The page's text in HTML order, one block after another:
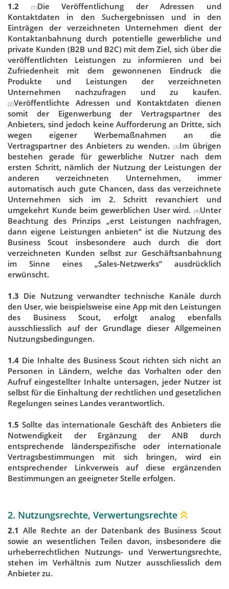
1.2 (1)Die Veröffentlichung der Adressen und
Kontaktdaten in den Suchergebnissen und in den
Einträgen der verzeichneten Unternehmen dient der
Kontaktanbahnung durch potentielle gewerbliche und
private Kunden (B2B und B2C) mit dem Ziel, sich über die
veröffentlichten Leistungen zu informieren und bei
Zufriedenheit mit dem gewonnenen Eindruck die
Produkte und Leistungen der verzeichneten
Unternehmen nachzufragen und zu kaufen.
(2)Veröffentlichte Adressen und Kontaktdaten dienen
somit der Eigenwerbung der Vertragspartner des
Anbieters, sind jedoch keine Aufforderung an Dritte, sich
wegen eigener Werbemaßnahmen an die
Vertragspartner des Anbieters zu wenden.(3)Im übrigen
bestehen gerade für gewerbliche Nutzer nach dem
ersten Schritt, nämlich der Nutzung der Leistungen der
anderen verzeichneten Unternehmen, immer
automatisch auch gute Chancen, dass das verzeichnete
Unternehmen sich im 2. Schritt revanchiert und
umgekehrt Kunde beim gewerblichen User wird. (4)Unter
Beachtung des Prinzips „erst Leistungen nachfragen,
dann eigene Leistungen anbieten“ ist die Nutzung des
Business Scout insbesondere auch durch die dort
verzeichneten Kunden selbst zur Geschäftsanbahnung
im Sinne eines „Sales-Netzwerks“ ausdrücklich
erwünscht.
1.3 Die Nutzung verwandter technische Kanäle durch
den User, wie beispielsweise eine App mit den Leistungen
des Business Scout, erfolgt analog ebenfalls
ausschliesslich auf der Grundlage dieser Allgemeinen
Nutzungsbedingungen.
1.4 Die Inhalte des Business Scout richten sich nicht an
Personen in Ländern, welche das Vorhalten oder den
Aufruf eingestellter Inhalte untersagen, jeder Nutzer ist
selbst für die Einhaltung der rechtlichen und gesetzlichen
Regelungen seines Landes verantwortlich.
1.5 Sollte das internationale Geschäft des Anbieters die
Notwendigkeit der Ergänzung der ANB durch
entsprechende länderspezifische oder internationale
Vertragsbestimmungen mit sich bringen, wird ein
entsprechender Linkverweis auf diese ergänzenden
Bestimmungen an geeigneter Stelle erfolgen.
2. Nutzungsrechte, Verwertungsrechte
2.1 Alle Rechte an der Datenbank des Business Scout
sowie an wesentlichen Teilen davon, insbesondere die
urheberrechtlichen Nutzungs- und Verwertungsrechte,
stehen im Verhältnis zum Nutzer ausschliesslich dem
Anbieter zu.